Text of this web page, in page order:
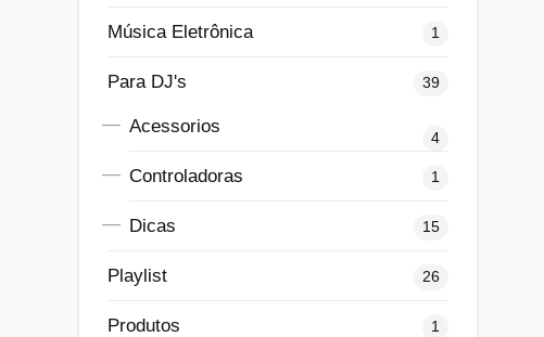
Música Eletrônica 1
Para DJ's 39
Acessorios
4
Controladoras 1
Dicas 15
Playlist 26
Produtos 1